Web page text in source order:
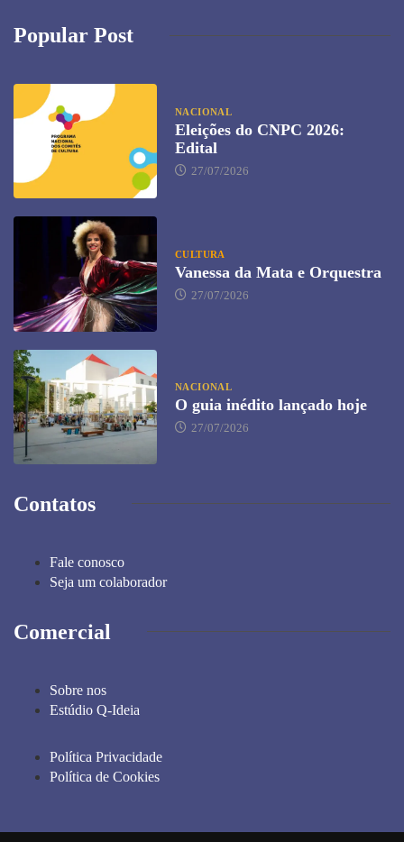
Popular Post
NACIONAL
Eleições do CNPC 2026:
Edital
27/07/2026
CULTURA
Vanessa da Mata e Orquestra
27/07/2026
NACIONAL
O guia inédito lançado hoje
27/07/2026
Contatos
Fale conosco
Seja um colaborador
Comercial
Sobre nos
Estúdio Q-Ideia
Política Privacidade
Política de Cookies